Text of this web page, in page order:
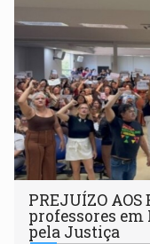
PREJUÍZO AOS
professores
pela Justiça